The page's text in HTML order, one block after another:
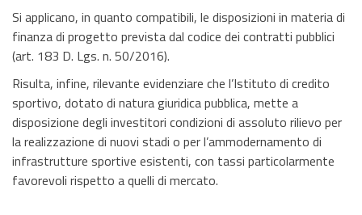
Si applicano, in quanto compatibili, le disposizioni in materia di
finanza di progetto prevista dal codice dei contratti pubblici
(art. 183 D. Lgs. n. 50/2016).
Risulta, infine, rilevante evidenziare che l’Istituto di credito
sportivo, dotato di natura giuridica pubblica, mette a
disposizione degli investitori condizioni di assoluto rilievo per
la realizzazione di nuovi stadi o per l’ammodernamento di
infrastrutture sportive esistenti, con tassi particolarmente
favorevoli rispetto a quelli di mercato.